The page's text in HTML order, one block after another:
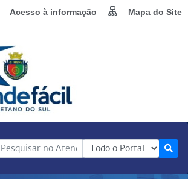
Acesso à informação Mapa do Site